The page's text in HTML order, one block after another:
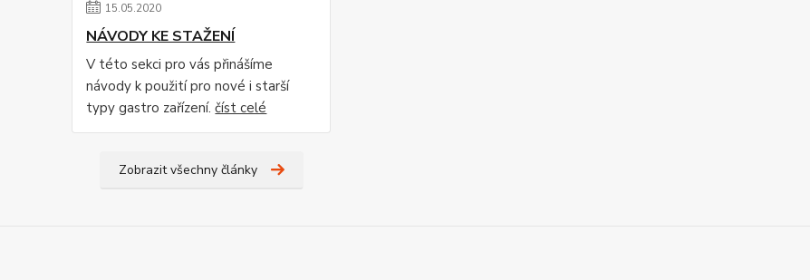
15.05.2020
NÁVODY KE STAŽENÍ
V této sekci pro vás přinášíme
návody k použití pro nové i starší
typy gastro zařízení.číst celé
Zobrazit všechny články